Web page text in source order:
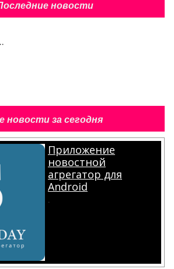
новости
новости за сегодня
Приложение
новостной
агрегатор для
Android
.